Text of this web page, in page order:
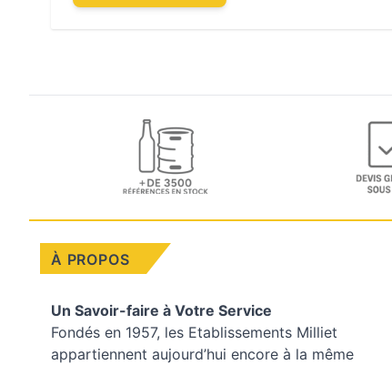
À PROPOS
Un Savoir-faire à Votre Service
Fondés en 1957, les Etablissements Milliet
appartiennent aujourd’hui encore à la même